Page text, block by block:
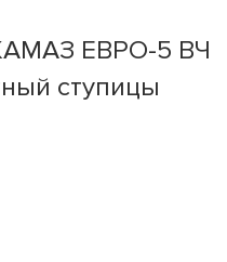
ЕВРО-5 ВЧ
ступицы